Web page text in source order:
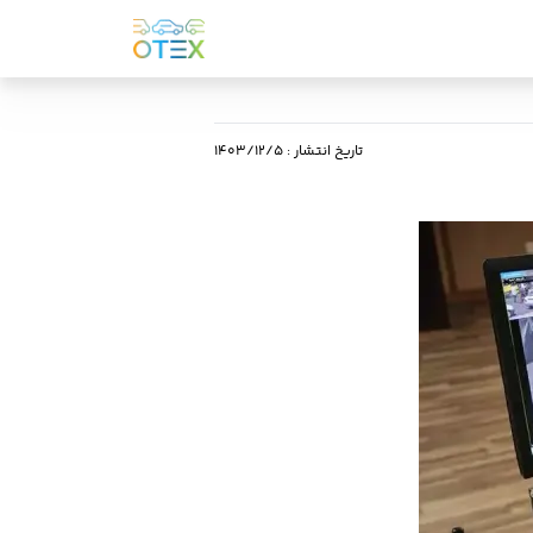
تاریخ انتشار: ۱۴۰۳/۱۲/۵